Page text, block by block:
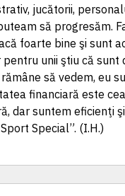
jucătorii,
să progresăm.
foarte bine şi sunt
unii ştiu că
să vedem, eu
financiară este
dar suntem eficienţi
Special”. (I.H.)